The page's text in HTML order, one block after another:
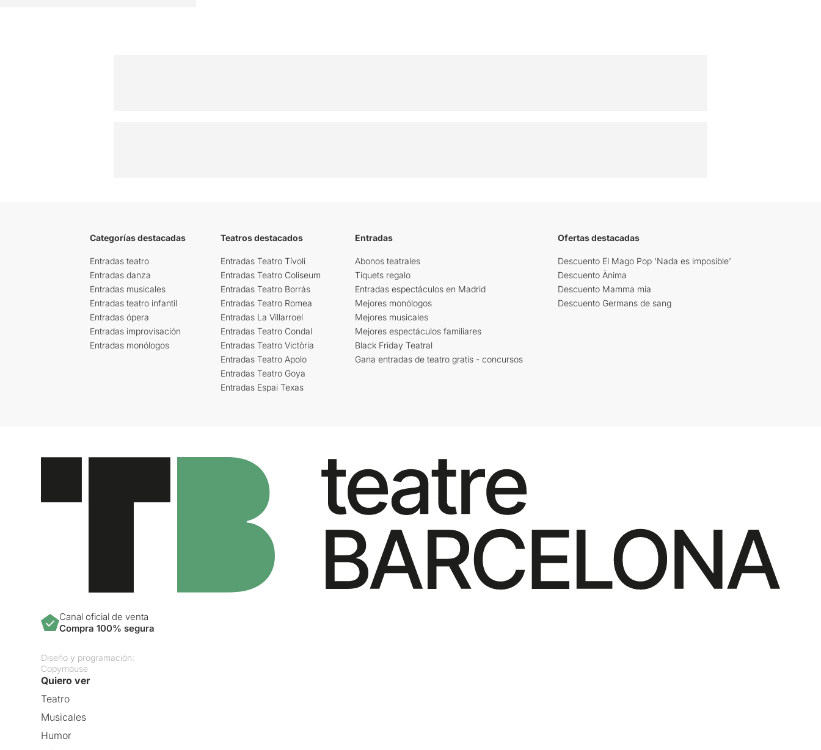
Categorías destacadas
Entradas teatro
Entradas danza
Entradas musicales
Entradas teatro infantil
Entradas ópera
Entradas improvisación
Entradas monólogos
Teatros destacados
Entradas Teatro Tívoli
Entradas Teatro Coliseum
Entradas Teatro Borrás
Entradas Teatro Romea
Entradas La Villarroel
Entradas Teatro Condal
Entradas Teatro Victòria
Entradas Teatro Apolo
Entradas Teatro Goya
Entradas Espai Texas
Entradas
Abonos teatrales
Tiquets regalo
Entradas espectáculos en Madrid
Mejores monólogos
Mejores musicales
Mejores espectáculos familiares
Black Friday Teatral
Gana entradas de teatro gratis - concursos
Ofertas destacadas
Descuento El Mago Pop 'Nada es imposible'
Descuento Ànima
Descuento Mamma mia
Descuento Germans de sang
Canal oficial de venta
Compra 100% segura
Diseño y programación:
Copymouse
Quiero ver
Teatro
Musicales
Humor